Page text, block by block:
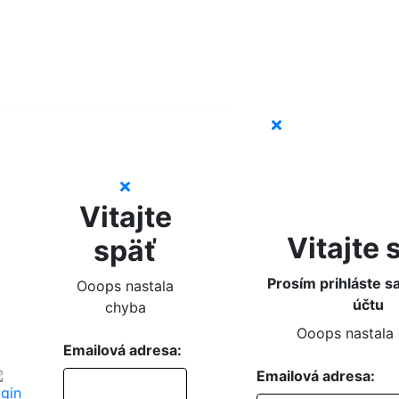
Vitajte
späť
Ooops nastala
chyba
Emailová adresa:
Vitajte
Prosím prihláste
účtu
Ooops nastala
Emailová adresa: